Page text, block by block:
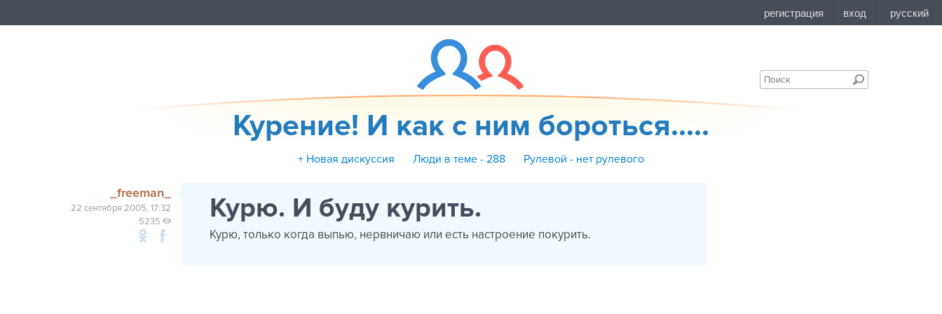
Курение! И как с ним бороться.....
+ Новая дискуссия Люди в теме - 288 Рулевой - нет рулевого
_freeman_
22 сентября 2005, 17:32
5235
Курю. И буду курить.
Курю, только когда выпью, нервничаю или есть настроение покурить.